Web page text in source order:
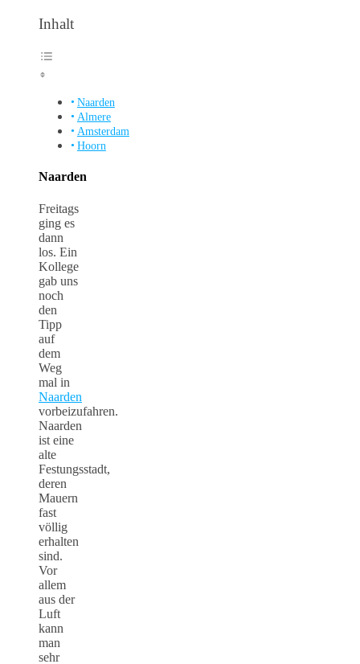
Inhalt
Naarden
Almere
Amsterdam
Hoorn
Naarden
Freitags
ging es
dann
los. Ein
Kollege
gab uns
noch
den
Tipp
auf
dem
Weg
mal in
Naarden
vorbeizufahren.
Naarden
ist eine
alte
Festungsstadt,
deren
Mauern
fast
völlig
erhalten
sind.
Vor
allem
aus der
Luft
kann
man
sehr